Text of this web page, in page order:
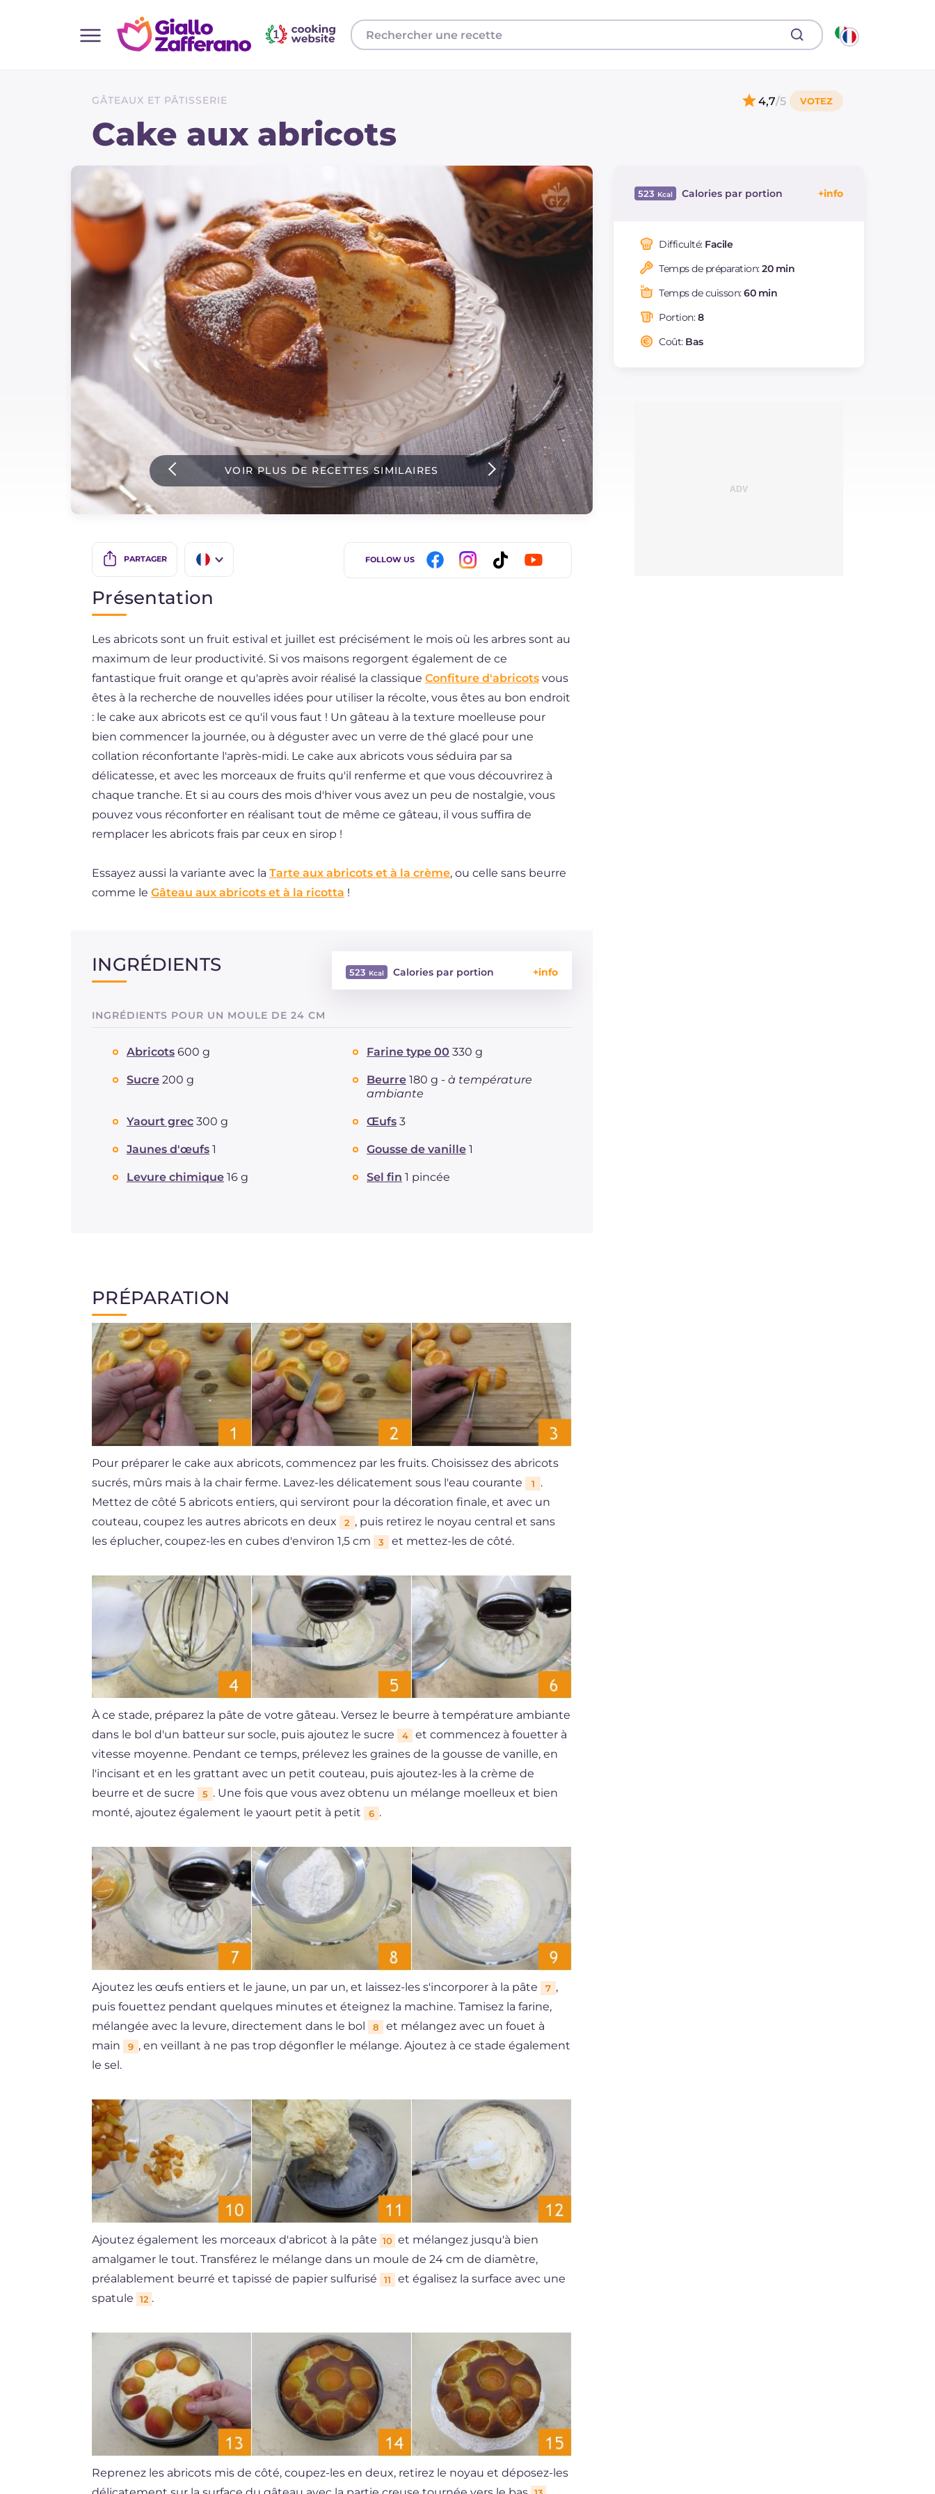
Toutes les recettes
Plats principaux
Boissons et rafraîchissements
Accompagnement
Pizzas et focaccia
Gateaux et patisserie
Dernieres recettes
Instagram
YouTube
GÂTEAUX ET PÂTISSERIE
Cake aux abricots
4,7/5
VOIR PLUS DE RECETTES SIMILAIRES
PARTAGER
ES
BR
NL
FOLLOW US
523 Calories par portion
Dont sucres
Protéine g
Graisses
saturés
Fibre
Cholestérol
Difficulté: Facile
Temps de préparation:20 min
Temps de cuisson:60 min
Portion:8
Coût: Bas
Présentation
Les abricots sont un fruit estival et juillet est précisément le mois où les arbres sont au
maximum de leur productivité. Si vos maisons regorgent également de ce
fantastique fruit orange et qu'après avoir réalisé la classique Confiture d'abricots vous
êtes à la recherche de nouvelles idées pour utiliser la récolte, vous êtes au bon endroit
: le cake aux abricots est ce qu'il vous faut ! Un gâteau à la texture moelleuse pour
bien commencer la journée, ou à déguster avec un verre de thé glacé pour une
collation réconfortante l'après-midi. Le cake aux abricots vous séduira par sa
délicatesse, et avec les morceaux de fruits qu'il renferme et que vous découvrirez à
chaque tranche. Et si au cours des mois d'hiver vous avez un peu de nostalgie, vous
pouvez vous réconforter en réalisant tout de même ce gâteau, il vous suffira de
remplacer les abricots frais par ceux en sirop !
Essayez aussi la variante avec la Tarte aux abricots et à la crème, ou celle sans beurre
comme le Gâteau aux abricots et à la ricotta !
INGRÉDIENTS 523 Calories par portion
Protéine
Graisses
dont acides gras saturés
Cholestérol
Sodium
INGRÉDIENTS POUR UN MOULE DE 24 CM
Abricots 600 g Farine type 00 330 g
Sucre 200 g Beurre 180 g - à température
ambiante
Yaourt grec 300 g Œufs 3
Jaunes d'œufs 1 Gousse de vanille 1
Levure chimique 16 g Sel fin 1 pincée
PRÉPARATION
Pour préparer le cake aux abricots, commencez par les fruits. Choisissez des abricots
sucrés, mûrs mais à la chair ferme. Lavez-les délicatement sous l'eau courante
1
.
Mettez de côté 5 abricots entiers, qui serviront pour la décoration finale, et avec un
couteau, coupez les autres abricots en deux
2 , puis retirez le noyau central et sans
les éplucher, coupez-les en cubes d'environ 1,5 cm
3 et mettez-les de côté.
À ce stade, préparez la pâte de votre gâteau. Versez le beurre à température ambiante
dans le bol d'un batteur sur socle, puis ajoutez le sucre
4
et commencez à fouetter à
vitesse moyenne. Pendant ce temps, prélevez les graines de la gousse de vanille, en
l'incisant et en les grattant avec un petit couteau, puis ajoutez-les à la crème de
beurre et de sucre
5 . Une fois que vous avez obtenu un mélange moelleux et bien
monté, ajoutez également le yaourt petit à petit
6 .
Ajoutez les œufs entiers et le jaune, un par un, et laissez-les s'incorporer à la pâte 7 ,
puis fouettez pendant quelques minutes et éteignez la machine. Tamisez la farine,
mélangée avec la levure, directement dans le bol
8
et mélangez avec un fouet à
main
9 , en veillant à ne pas trop dégonfler le mélange. Ajoutez à ce stade également
le sel.
Ajoutez également les morceaux d'abricot à la pâte 10 et mélangez jusqu'à bien
amalgamer le tout. Transférez le mélange dans un moule de 24 cm de diamètre,
préalablement beurré et tapissé de papier sulfurisé
11
et égalisez la surface avec une
spatule
12 .
Reprenez les abricots mis de côté, coupez-les en deux, retirez le noyau et déposez-les